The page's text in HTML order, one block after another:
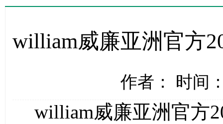
william威廉亚洲官方
作者： 时间
william威廉亚洲官方